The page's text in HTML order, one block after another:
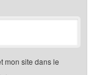
mon site dans le